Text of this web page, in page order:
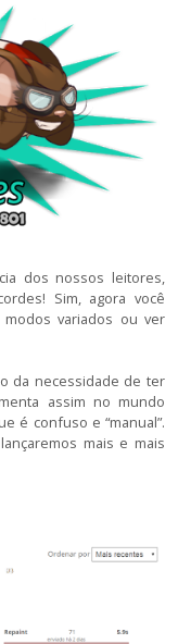
dos nossos leitores,
Sim, agora você
variados ou ver
da necessidade de ter
assim no mundo
é confuso e “manual”.
mais e mais